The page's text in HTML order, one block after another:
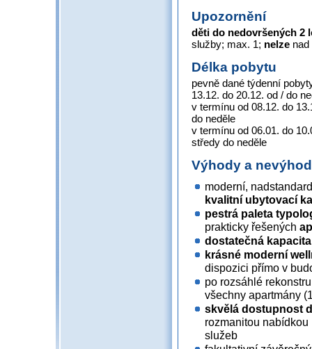
Upozornění
děti do nedovršených 2
služby; max. 1; nelze
Délka pobytu
pevně dané týdenní
13.12. do 20.12. od / do
v termínu od 08.12. do
do neděle
v termínu od 06.01. do
středy do neděle
Výhody a
moderní,
kvalitní ubytovací
pestrá paleta
prakticky řešených
dostatečná
krásné moderní
dispozici přímo v
po rozsáhlé
všechny apartmány
skvělá dostupnost
rozmanitou
služeb